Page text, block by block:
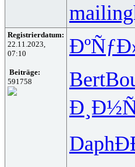
Registrierdatum:
22.11.2023,
07:10
Beiträge:
591758
Bert
Daph